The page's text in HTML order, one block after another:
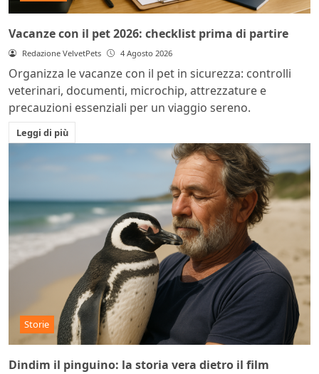
Vacanze con il pet 2026: checklist prima di partire
Redazione VelvetPets 4 Agosto 2026
Organizza le vacanze con il pet in sicurezza: controlli
veterinari, documenti, microchip, attrezzature e
precauzioni essenziali per un viaggio sereno.
Leggi di più
Storie
Dindim il pinguino: la storia vera dietro il film